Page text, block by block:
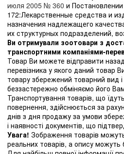
июля 2005 № 360 и
172:Лекарственные средства и
назначения надлежащего
их структурных подразделений,
Ви отримували зоотовари з
транспортними компаніями-
Товар Ви можете відправити
перевізника у якого даний товар
товару збережений товарний вид
беззастережно обміняємо його
Транспортування товарів, що
повернення, здійснюється за
днів з дня продажу за умови
і наявності документів, що
Увага! Зображення товарів можуть
реальних товарів, а опису можуть